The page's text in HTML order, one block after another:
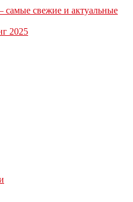
Тульской области на сайте